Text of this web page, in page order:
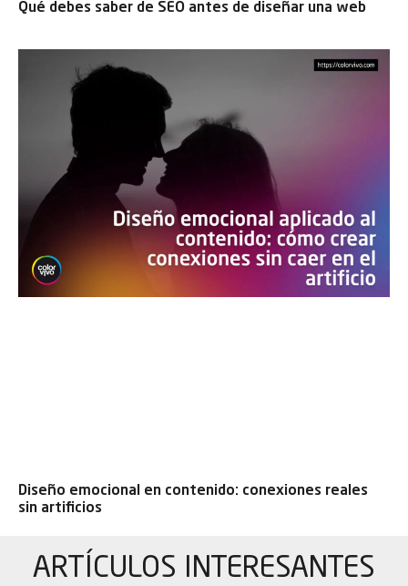
Qué debes saber de SEO antes de diseñar una web
Diseño emocional en contenido: conexiones reales
sin artificios
ARTÍCULOS INTERESANTES